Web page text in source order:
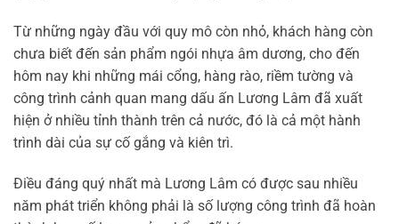
Từ những ngày đầu với quy mô còn nhỏ, khách hàng còn
chưa biết đến sản phẩm ngói nhựa âm dương, cho đến
hôm nay khi những mái cổng, hàng rào, riềm tường và
công trình cảnh quan mang dấu ấn Lương Lâm đã xuất
hiện ở nhiều tỉnh thành trên cả nước, đó là cả một hành
trình dài của sự cố gắng và kiên trì.
Điều đáng quý nhất mà Lương Lâm có được sau nhiều
năm phát triển không phải là số lượng công trình đã hoàn